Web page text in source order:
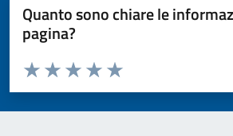
Quanto sono chiare le
pagina?
Valuta da 1 a 5 stelle la pagina
Valuta 5 stelle su 5
Valuta 4 stelle su 5
Valuta 3 stelle su 5
Valuta 2 stelle su 5
Valuta 1 stelle su 5